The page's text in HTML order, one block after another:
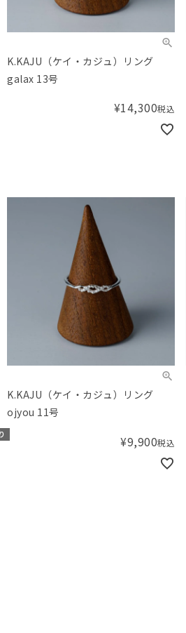
K.KAJU（ケイ・カジュ）リング
galax 13号
¥14,300税込
K.KAJU（ケイ・カジュ）リング
ojyou 11号
¥9,900税込